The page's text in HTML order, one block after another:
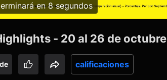
en 7 segundos
- 20 al 26 de octubre
calificaciones